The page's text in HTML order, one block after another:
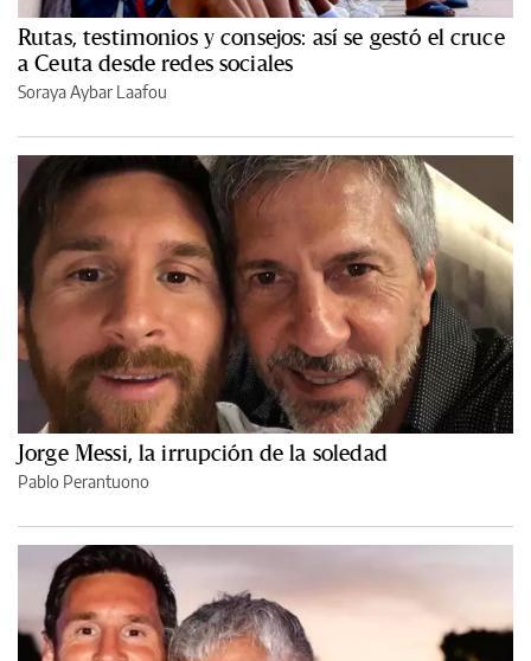
Rutas, testimonios y consejos: así se gestó el cruce
a Ceuta desde redes sociales
Soraya Aybar Laafou
Jorge Messi, la irrupción de la soledad
Pablo Perantuono